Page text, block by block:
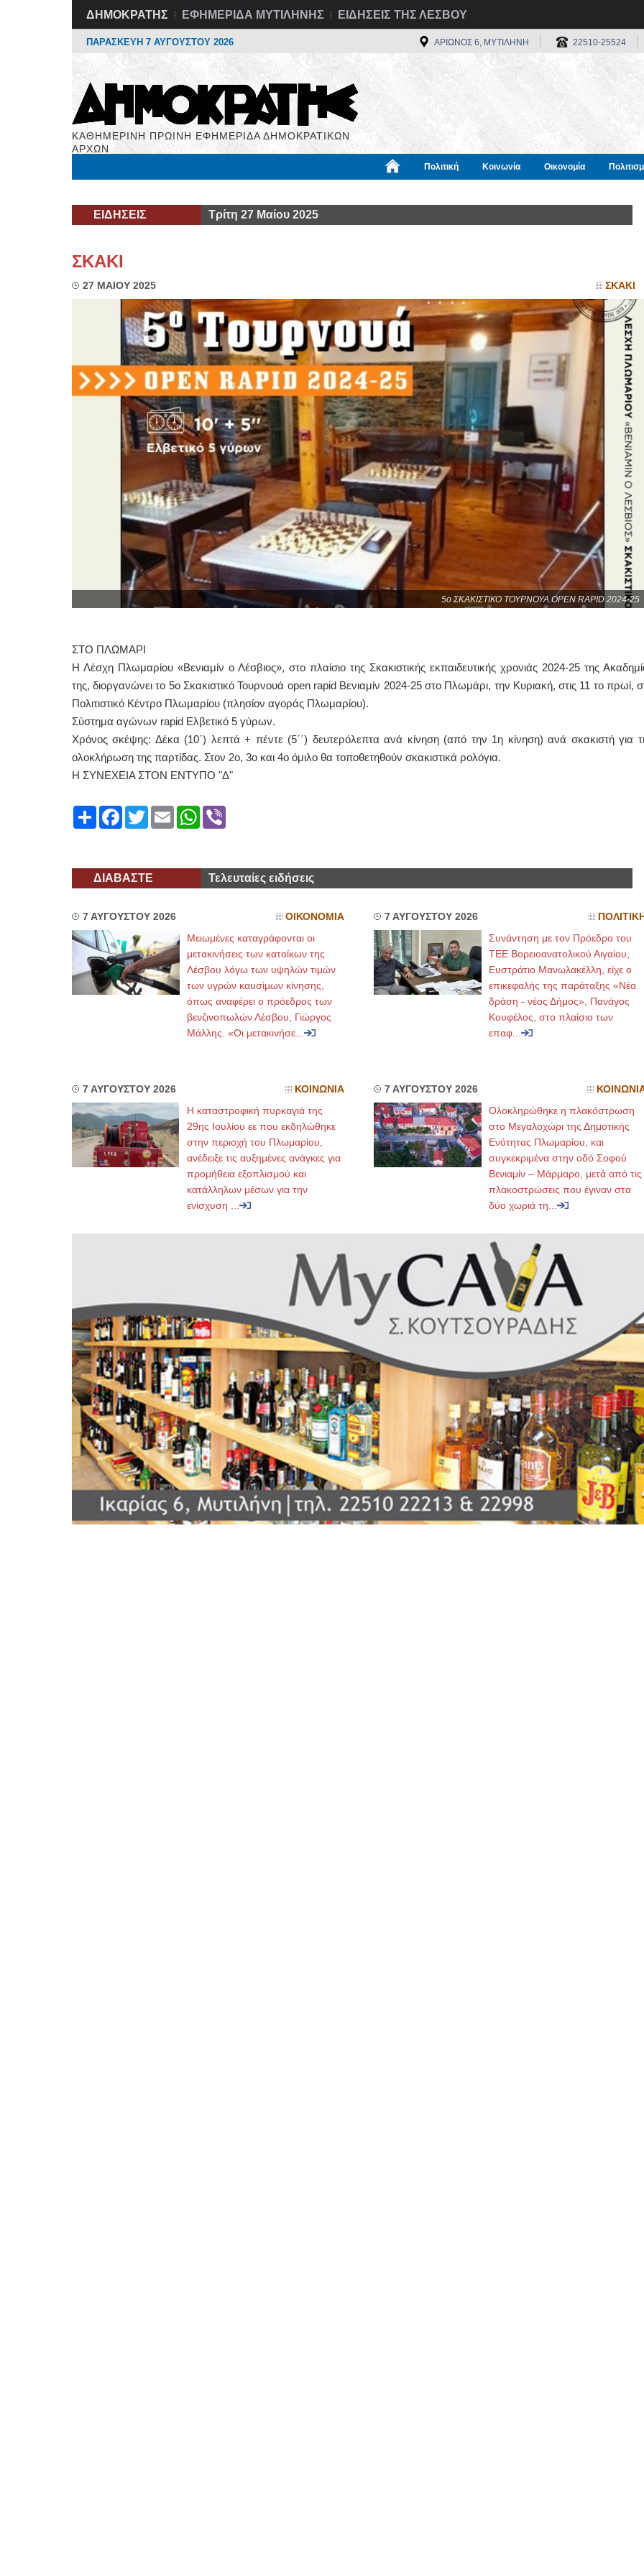
ΔΗΜΟΚΡΑΤΗΣ ΕΦΗΜΕΡΙΔΑ ΜΥΤΙΛΗΝΗΣ ΕΙΔΗΣΕΙΣ ΤΗΣ ΛΕΣΒΟΥ
ΠΑΡΑΣΚΕΥΗ 7 ΑΥΓΟΥΣΤΟΥ 2026 ΑΡΙΩΝΟΣ 6, ΜΥΤΙΛΗΝΗ 22510-25524
ΚΑΘΗΜΕΡΙΝΗ ΠΡΩΙΝΗ ΕΦΗΜΕΡΙΔΑ ΔΗΜΟΚΡΑΤΙΚΩΝ
ΑΡΧΩΝ
Πολιτική Κοινωνία Οικονομία
ΕΙΔΗΣΕΙΣ Τρίτη 27 Μαίου 2025
ΣΚΑΚΙ
27 ΜΑΙΟΥ 2025 ΣΚΑΚΙ
5ο ΣΚΑΚΙΣΤΙΚΟ ΤΟΥΡΝΟΥΑ OPEN RAPID 2024-25
ΣΤΟ ΠΛΩΜΑΡΙ
Η Λέσχη Πλωμαρίου «Βενιαμίν ο Λέσβιος», στο πλαίσιο της Σκακιστικής εκπαιδευτικής χρονιάς 2024-25 της
της, διοργανώνει το 5ο Σκακιστικό Τουρνουά open rapid Βενιαμίν 2024-25 στο Πλωμάρι, την Κυριακή, στις 11 το πρωί,
Πολιτιστικό Κέντρο Πλωμαρίου (πλησίον αγοράς Πλωμαρίου).
Σύστημα αγώνων rapid Ελβετικό 5 γύρων.
Χρόνος σκέψης: Δέκα (10΄) λεπτά + πέντε (5΄΄) δευτερόλεπτα ανά κίνηση (από την 1η κίνηση) ανά σκακιστή για
ολοκλήρωση της παρτίδας. Στον 2ο, 3ο και 4ο όμιλο θα τοποθετηθούν σκακιστικά ρολόγια.
Η ΣΥΝΕΧΕΙΑ ΣΤΟΝ ΕΝΤΥΠΟ "Δ"
ShareFacebook
TwitterEmailWhatsApp
Viber
ΔΙΑΒΑΣΤΕ Τελευταίες ειδήσεις
7 ΑΥΓΟΥΣΤΟΥ 2026 ΟΙΚΟΝΟΜΙΑ
Μειωμένες καταγράφονται οι
μετακινήσεις των κατοίκων της
Λέσβου λόγω των υψηλών τιμών
των υγρών καυσίμων κίνησης,
όπως αναφέρει ο πρόεδρος των
βενζινοπωλών Λέσβου, Γιώργος
Μάλλης. «Οι μετακινήσε...
7 ΑΥΓΟΥΣΤΟΥ 2026 ΠΟΛΙΤΙΚΗ
Συνάντηση με τον Πρόεδρο του
ΤΕΕ Βορειοανατολικού Αιγαίου,
Ευστράτιο Μανωλακέλλη, είχε ο
επικεφαλής της παράταξης «Νέα
δράση - νέος Δήμος», Πανάγος
Κουφέλος, στο πλαίσιο των
επαφ...
7 ΑΥΓΟΥΣΤΟΥ 2026 ΚΟΙΝΩΝΙΑ
Η καταστροφική πυρκαγιά της
29ης Ιουλίου εε που εκδηλώθηκε
στην περιοχή του Πλωμαρίου,
ανέδειξε τις αυξημένες ανάγκες για
προμήθεια εξοπλισμού και
κατάλληλων μέσων για την
ενίσχυση ...
7 ΑΥΓΟΥΣΤΟΥ 2026
Ολοκληρώθηκε η πλακόστρωση
στο Μεγαλοχώρι της Δημοτικής
Ενότητας Πλωμαρίου, και
συγκεκριμένα στην οδό Σοφού
Βενιαμίν – Μάρμαρο, μετά από τις
πλακοστρώσεις που έγιναν στα
δύο χωριά τη...
ΙΩΑΝΝΗΣ Α. ΜΑΛΛΙΑΣ
Καλλιπόλεως 3,Νέα Σμύρνη,
Πάρνηθας 95-97 Αχαρναί
email- elenboumpa@gmail.com